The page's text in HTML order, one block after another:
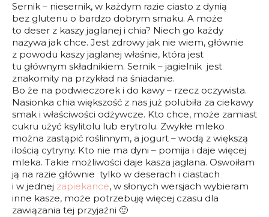
Sernik – niesernik, w każdym razie ciasto z dynią
bez glutenu o bardzo dobrym smaku. A może
to deser z kaszy jaglanej i chia? Niech go każdy
nazywa jak chce. Jest zdrowy jak nie wiem, głównie
z powodu kaszy jaglanej właśnie, która jest
tu głównym składnikiem. Sernik – jagielnik jest
znakomity na przykład na śniadanie.
Bo że na podwieczorek i do kawy – rzecz oczywista.
Nasionka chia większość z nas już polubiła za ciekawy
smak i właściwości odżywcze. Kto chce, może zamiast
cukru użyć ksylitolu lub erytrolu. Zwykłe mleko
można zastąpić roślinnym, a jogurt – wodą z większą
ilością cytryny. Kto nie ma dyni – pomija i daje więcej
mleka. Takie możliwości daje kasza jaglana. Oswoiłam
ją na razie głównie tylko w deserach i ciastach
i w jednej zapiekance, w słonych wersjach wybieram
inne kasze, może potrzebuję więcej czasu dla
zawiązania tej przyjaźni 🙂